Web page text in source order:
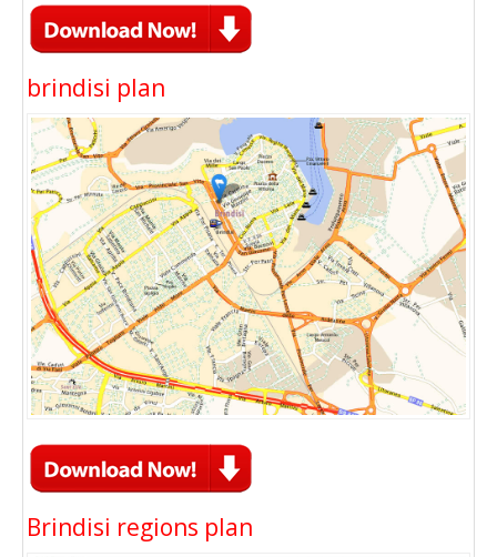
brindisi plan
Brindisi regions plan